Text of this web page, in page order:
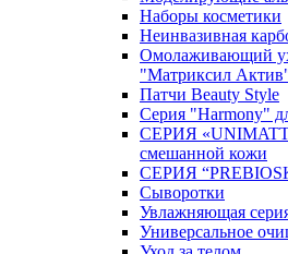
Наборы косметики
Неинвазивная
Омолаживающий
"Матриксил
Патчи Beauty Style
Серия "Harmony"
СЕРИЯ
смешанной кожи
СЕРИЯ
Сыворотки
Увлажняющая
Универсальное